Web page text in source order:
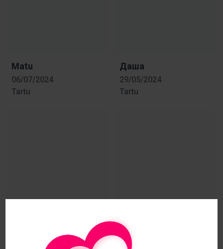
Matu
06/07/2024
Tartu
Даша
29/05/2024
Tartu
Eva Real New in
Liana